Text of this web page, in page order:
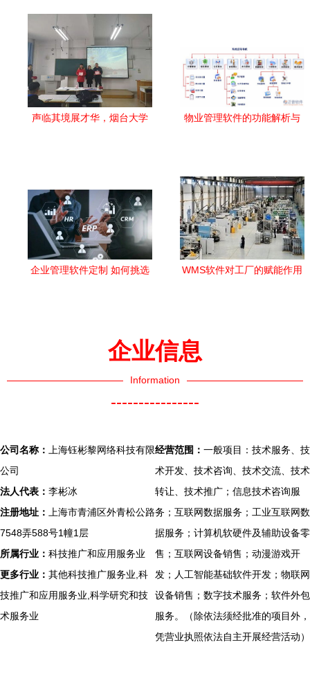
声临其境展才华，烟台大学
物业管理软件的功能解析与
企业管理软件定制 如何挑选
WMS软件对工厂的赋能作用
企业信息
Information
----------------
公司名称：
上海钰彬黎网络科技有限
公司
法人代表： 李彬冰
注册地址：
上海市青浦区外青松公路
7548弄588号1幢1层
所属行业： 科技推广和应用服务业
更多行业： 其他科技推广服务业,科
技推广和应用服务业,科学研究和技
术服务业
经营范围： 一般项目：技术服务、技
术开发、技术咨询、技术交流、技术
转让、技术推广；信息技术咨询服
务；互联网数据服务；工业互联网数
据服务；计算机软硬件及辅助设备零
售；互联网设备销售；动漫游戏开
发；人工智能基础软件开发；物联网
设备销售；数字技术服务；软件外包
服务。（除依法须经批准的项目外，
凭营业执照依法自主开展经营活动）